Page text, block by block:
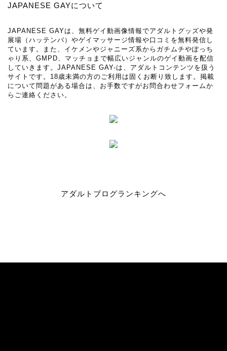
JAPANESE GAYについて
JAPANESE GAYは、無料ゲイ動画像情報でアダルトグッズや発
展場（ハッテンバ）やゲイマッサージ情報や口コミを無料発信し
ています。また、イケメンやジャニーズ系からガチムチやぽっち
ゃり系、GMPD、マッチョまで幅広いジャンルのゲイ動画を配信
していきます。JAPANESE GAY-は、アダルトコンテンツを扱う
サイトです。18歳未満の方のご利用は固くお断り致します。掲載
について問題がある場合は、お手数ですがお問合わせフォームか
らご連絡ください。
アダルトブログランキングへ